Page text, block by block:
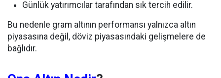
Günlük yatırımcılar tarafından sık tercih edilir.
Bu nedenle gram altının performansı yalnızca altın
piyasasına değil, döviz piyasasındaki gelişmelere de
bağlıdır.